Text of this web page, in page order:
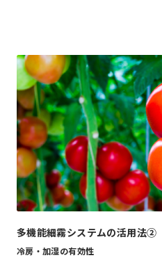
多機能細霧システムの活用法②
冷房・加湿の有効性